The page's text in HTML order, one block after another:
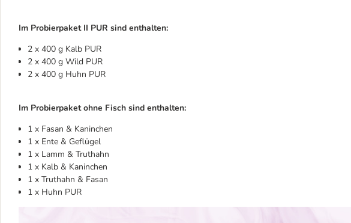
Im Probierpaket II PUR sind enthalten:
2 x 400 g Kalb PUR
2 x 400 g Wild PUR
2 x 400 g Huhn PUR
Im Probierpaket ohne Fisch sind enthalten:
1 x Fasan & Kaninchen
1 x Ente & Geflügel
1 x Lamm & Truthahn
1 x Kalb & Kaninchen
1 x Truthahn & Fasan
1 x Huhn PUR